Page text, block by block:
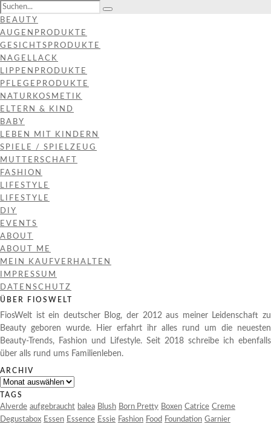
BEAUTY
AUGENPRODUKTE
GESICHTSPRODUKTE
NAGELLACK
LIPPENPRODUKTE
PFLEGEPRODUKTE
NATURKOSMETIK
ELTERN & KIND
BABY
LEBEN MIT KINDERN
SPIELE / SPIELZEUG
MUTTERSCHAFT
FASHION
LIFESTYLE
LIFESTYLE
DIY
EVENTS
ABOUT
ABOUT ME
MEIN KAUFVERHALTEN
IMPRESSUM
DATENSCHUTZ
ÜBER FIOSWELT
FiosWelt ist ein deutscher Blog, der 2012 aus meiner Leidenschaft zu
Beauty geboren wurde. Hier erfahrt ihr alles rund um die neuesten
Beauty-Trends, Fashion und Lifestyle. Seit 2018 schreibe ich ebenfalls
über alls rund ums Familienleben.
ARCHIV
Archiv
TAGS
Alverde aufgebraucht balea Blush Born Pretty Boxen Catrice Creme
Degustabox Essen Essence Essie Fashion Food Foundation Garnier